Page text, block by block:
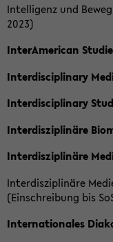
Intelligenz und
2023)
InterAmerican
Interdisciplinary
Interdisciplinary
Interdisziplinäre
Interdisziplinäre
Interdisziplinäre
(Einschreibung bis
Internationales